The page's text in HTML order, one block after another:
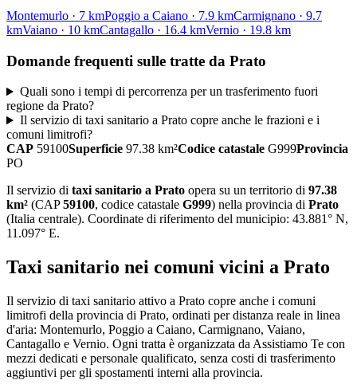
Montemurlo · 7 kmPoggio a Caiano · 7.9 kmCarmignano · 9.7
kmVaiano · 10 kmCantagallo · 16.4 kmVernio · 19.8 km
Domande frequenti sulle tratte da Prato
Quali sono i tempi di percorrenza per un trasferimento fuori
regione da Prato?
Il servizio di taxi sanitario a Prato copre anche le frazioni e i
comuni limitrofi?
CAP 59100Superficie 97.38 km²Codice catastale G999Provincia
PO
Il servizio di taxi sanitario a Prato opera su un territorio di 97.38
km² (CAP59100, codice catastale G999) nella provincia di Prato
(Italia centrale). Coordinate di riferimento del municipio: 43.881° N,
11.097° E.
Taxi sanitario nei comuni vicini a Prato
Il servizio di taxi sanitario attivo a Prato copre anche i comuni
limitrofi della provincia di Prato, ordinati per distanza reale in linea
d'aria: Montemurlo, Poggio a Caiano, Carmignano, Vaiano,
Cantagallo e Vernio. Ogni tratta è organizzata da Assistiamo Te con
mezzi dedicati e personale qualificato, senza costi di trasferimento
aggiuntivi per gli spostamenti interni alla provincia.